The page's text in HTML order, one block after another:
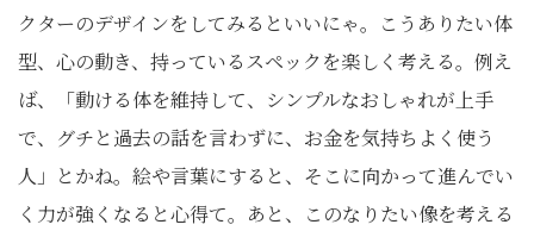
クターのデザインをしてみるといいにゃ。こうありたい体
型、心の動き、持っているスペックを楽しく考える。例え
ば、「動ける体を維持して、シンプルなおしゃれが上手
で、グチと過去の話を言わずに、お金を気持ちよく使う
人」とかね。絵や言葉にすると、そこに向かって進んでい
く力が強くなると心得て。あと、このなりたい像を考える